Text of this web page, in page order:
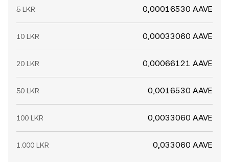
5 LKR 0,00016530 AAVE
10 LKR 0,00033060 AAVE
20 LKR 0,00066121 AAVE
50 LKR 0,0016530 AAVE
100 LKR 0,0033060 AAVE
1.000 LKR 0,033060 AAVE